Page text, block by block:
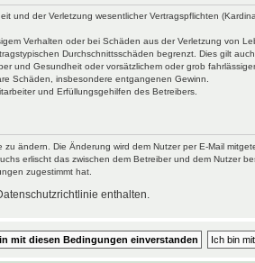
und der Verletzung wesentlicher Vertragspflichten
Verhalten oder bei Schäden aus der Verletzung von
Durchschnittsschäden begrenzt. Dies gilt
und Gesundheit oder vorsätzlichem oder grob
Schäden, insbesondere entgangenen Gewinn.
und Erfüllungsgehilfen des Betreibers.
ändern. Die Änderung wird dem Nutzer per E-Mail
erlischt das zwischen dem Betreiber und dem Nutzer
zugestimmt hat.
enthalten.